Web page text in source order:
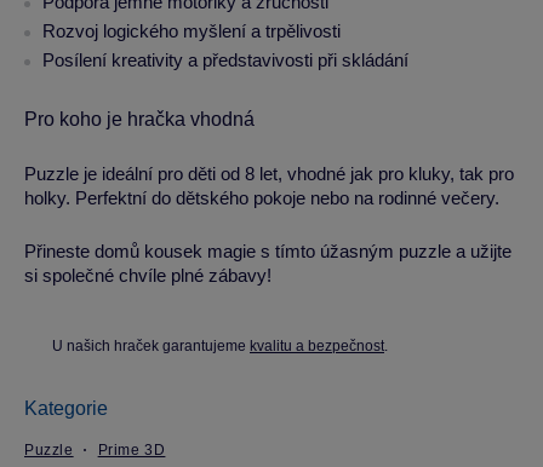
Rozvoj logického myšlení a trpělivosti
Posílení kreativity a představivosti při skládání
Pro koho je hračka vhodná
Puzzle je ideální pro děti od 8 let, vhodné jak pro kluky, tak pro
holky. Perfektní do dětského pokoje nebo na rodinné večery.
Přineste domů kousek magie s tímto úžasným puzzle a užijte
si společné chvíle plné zábavy!
U našich hraček garantujeme kvalitu a bezpečnost.
Kategorie
Puzzle Prime 3D